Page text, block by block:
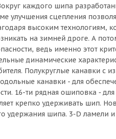
каждого шипа
улучшения сцепления
высоким технологиям,
на зимней дроге. А
ведь именно этот
динамические
Полукруглые канавки с
канавки - для
16-ти рядная ошиповка -
крепко удерживать шип.
удержания шипа. 3-D ламели